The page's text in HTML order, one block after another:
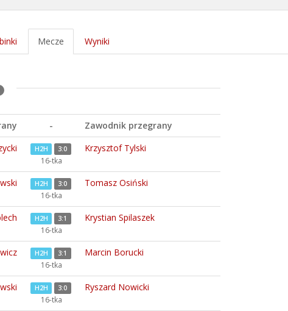
Mecze Wyniki
-
Zawodnik przegrany
H2H 3:0 Krzysztof Tylski
16-tka
H2H 3:0 Tomasz Osiński
16-tka
H2H 3:1 Krystian Spilaszek
16-tka
H2H 3:1 Marcin Borucki
16-tka
H2H 3:0 Ryszard Nowicki
16-tka